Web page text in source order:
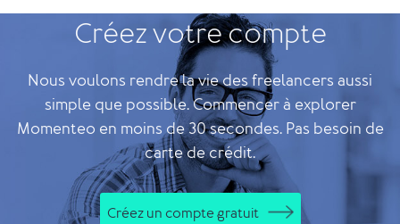
Créez votre compte
Nous voulons rendre la vie des freelancers aussi
simple que possible. Commencer à explorer
Momenteo en moins de 30 secondes. Pas besoin de
carte de crédit.
Créez un compte gratuit